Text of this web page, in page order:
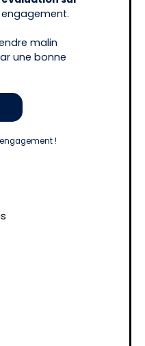
malin
une bonne
!